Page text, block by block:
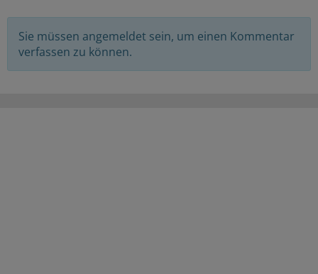
Sie müssen angemeldet sein, um einen Kommentar
verfassen zu können.